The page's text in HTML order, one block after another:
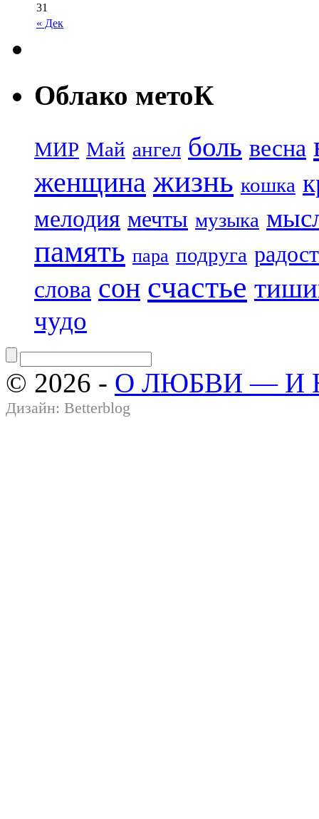
« Дек
31
Облако метоК
МИР Май ангел боль весна
женщина жизнь кошка
мелодия мечты музыка
память пара подруга
слова сон счастье
чудо
© 2026 - О ЛЮБВИ — И
Дизайн: Betterblog